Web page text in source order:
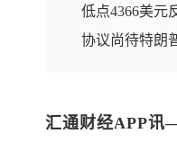
低点4366美元
协议尚待特朗
汇通财经APP